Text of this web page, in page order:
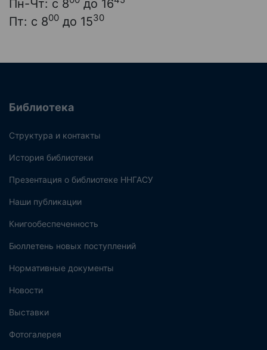
Пн-Чт: с 8 до 16
Пт: с 800 до 1530
Библиотека
Структура и контакты
История библиотеки
Презентация о библиотеке ННГАСУ
Наши публикации
Книгообеспеченность
Бюллетень новых поступлений
Нормативные документы
Новости
Выставки
Фотогалерея